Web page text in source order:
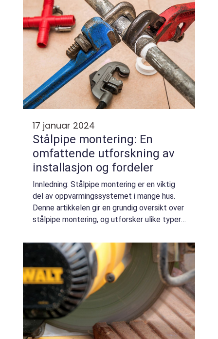
et stilrent utseende ...
17 januar 2024
Stålpipe montering: En
omfattende utforskning av
installasjon og fordeler
Innledning: Stålpipe montering er en viktig
del av oppvarmingssystemet i mange hus.
Denne artikkelen gir en grundig oversikt over
stålpipe montering, og utforsker ulike typer,
dem, samt historiske fordeler og...